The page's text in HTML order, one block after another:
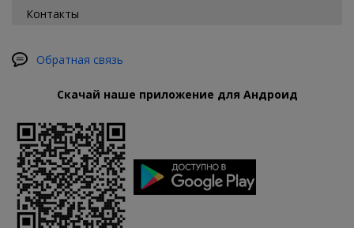
Контакты
Обратная связь
Скачай наше приложение для Андроид